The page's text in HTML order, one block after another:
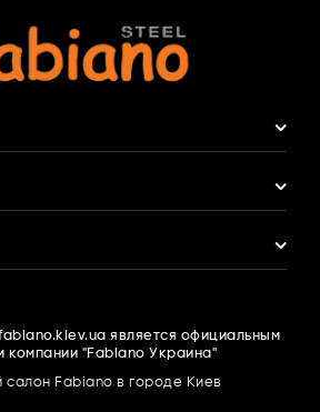
отходов
является официальным
компании "Fabiano Украина"
салон Fabiano в городе Киев